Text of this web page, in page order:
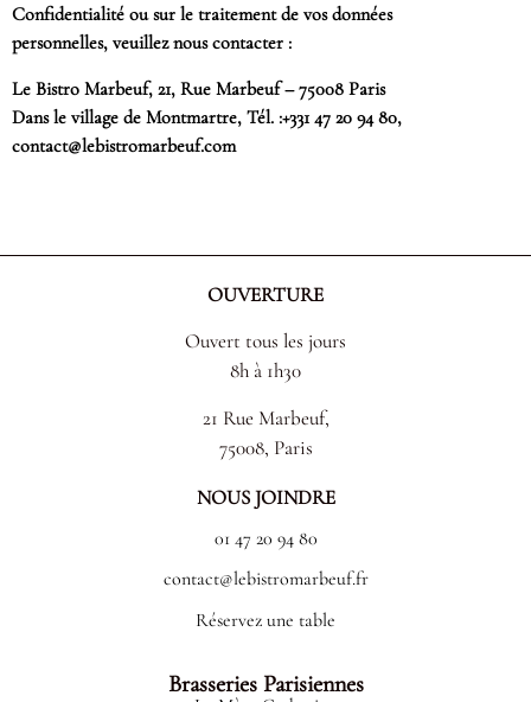
Confidentialité ou sur le traitement de vos données
personnelles, veuillez nous contacter :
Le Bistro Marbeuf, 21, Rue Marbeuf – 75008 Paris
Dans le village de Montmartre, Tél. :+331 47 20 94 80,
contact@lebistromarbeuf.com
OUVERTURE
Ouvert tous les jours
8h à 1h30
21 Rue Marbeuf,
75008, Paris
NOUS JOINDRE
01 47 20 94 80
contact@lebistromarbeuf.fr
Réservez une table
Brasseries Parisiennes